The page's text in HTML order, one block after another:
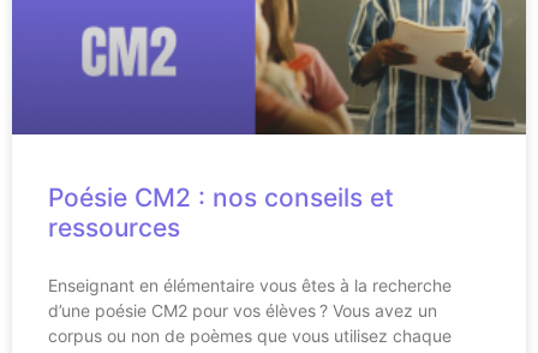
Poésie CM2 : nos conseils et
ressources
Enseignant en élémentaire vous êtes à la recherche
d’une poésie CM2 pour vos élèves ? Vous avez un
corpus ou non de poèmes que vous utilisez chaque